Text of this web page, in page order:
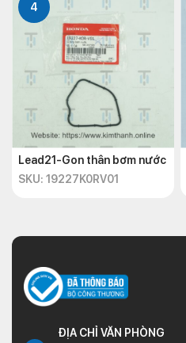
4
Lead21-Gon thân bơm nước
SKU: 19227K0RV01
ĐỊA CHỈ VĂN PHÒNG